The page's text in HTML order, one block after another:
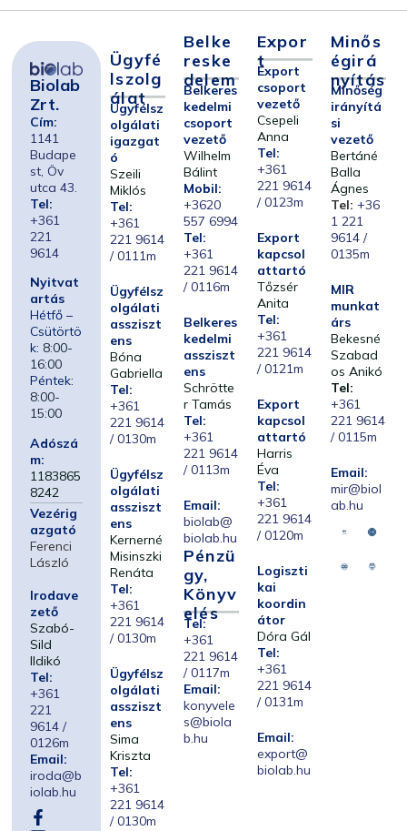
Biolab
Zrt.
Cím:
1141
Budape
st, Öv
utca 43.
Tel:
+361
221
9614
Nyitvat
artás
Hétfő –
Csütörtö
k: 8:00-
16:00
Péntek:
8:00-
15:00
Adószá
m:
1183865
8242
Vezérig
azgató
Ferenci
László
Irodave
zető
Szabó-
Sild
Ildikó
Tel:
+361
221
9614 /
0126m
Email:
iroda@b
iolab.hu
Ügyfé
Lszolg
Álat
Ügyfélsz
olgálati
igazgat
ó
Szeili
Miklós
Tel:
+361
221 9614
/ 0111m
Ügyfélsz
olgálati
assziszt
ens
Bóna
Gabriella
Tel:
+361
221 9614
/ 0130m
Ügyfélsz
olgálati
assziszt
ens
Kernerné
Misinszki
Renáta
Tel:
+361
221 9614
/ 0130m
Ügyfélsz
olgálati
assziszt
ens
Sima
Kriszta
Tel:
+361
221 9614
/ 0130m
Belke
Reske
Delem
Belkeres
kedelmi
csoport
vezető
Wilhelm
Bálint
Mobil:
+3620
557 6994
Tel:
+361
221 9614
/ 0116m
Belkeres
kedelmi
assziszt
ens
Schrötte
r Tamás
Tel:
+361
221 9614
/ 0113m
Email:
biolab@
biolab.hu
Pénzü
Gy,
Könyv
Elés
Tel:
+361
221 9614
/ 0117m
Email:
konyvele
s@biola
b.hu
Expor
T
Export
csoport
vezető
Csepeli
Anna
Tel:
+361
221 9614
/ 0123m
Export
kapcsol
attartó
Tőzsér
Anita
Tel:
+361
221 9614
/ 0121m
Export
kapcsol
attartó
Harris
Éva
Tel:
+361
221 9614
/ 0120m
Logiszti
kai
koordin
átor
Dóra Gál
Tel:
+361
221 9614
/ 0131m
Email:
export@
biolab.hu
Minős
Égirá
Nyítás
Minőség
irányítá
si
vezető
Bertáné
Balla
Ágnes
Tel: +36
1 221
9614 /
0135m
MIR
munkat
árs
Bekesné
Szabad
os Anikó
Tel:
+361
221 9614
/ 0115m
Email:
mir@biol
ab.hu